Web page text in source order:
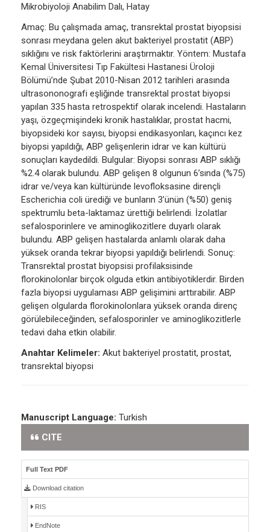
Mikrobiyoloji Anabilim Dalı, Hatay
Amaç: Bu çalışmada amaç, transrektal prostat biyopsisi
sonrası meydana gelen akut bakteriyel prostatit (ABP)
sıklığını ve risk faktörlerini araştırmaktır. Yöntem: Mustafa
Kemal Üniversitesi Tıp Fakültesi Hastanesi Üroloji
Bölümü’nde Şubat 2010-Nisan 2012 tarihleri arasında
ultrasononografi eşliğinde transrektal prostat biyopsi
yapılan 335 hasta retrospektif olarak incelendi. Hastaların
yaşı, özgeçmişindeki kronik hastalıklar, prostat hacmi,
biyopsideki kor sayısı, biyopsi endikasyonları, kaçıncı kez
biyopsi yapıldığı, ABP gelişenlerin idrar ve kan kültürü
sonuçları kaydedildi. Bulgular: Biyopsi sonrası ABP sıklığı
%2.4 olarak bulundu. ABP gelişen 8 olgunun 6’sında (%75)
idrar ve/veya kan kültüründe levofloksasine dirençli
Escherichia coli ürediği ve bunların 3’ünün (%50) geniş
spektrumlu beta-laktamaz ürettiği belirlendi. İzolatlar
sefalosporinlere ve aminoglikozitlere duyarlı olarak
bulundu. ABP gelişen hastalarda anlamlı olarak daha
yüksek oranda tekrar biyopsi yapıldığı belirlendi. Sonuç:
Transrektal prostat biyopsisi profilaksisinde
florokinolonlar birçok olguda etkin antibiyotiklerdir. Birden
fazla biyopsi uygulaması ABP gelişimini arttırabilir. ABP
gelişen olgularda florokinolonlara yüksek oranda direnç
görülebileceğinden, sefalosporinler ve aminoglikozitlerle
tedavi daha etkin olabilir.
Anahtar Kelimeler: Akut bakteriyel prostatit, prostat,
transrektal biyopsi
Manuscript Language: Turkish
CITE
Full Text PDF
Download citation
RIS
EndNote